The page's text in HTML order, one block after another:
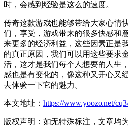
时，会感到 经验是这么的速度。
传奇这款游戏也能够带给大家心情
们，享受，游戏带来的很多快感和
来更多的经济利益，这些因素正是
的真正原因，我们可以用这些要求
活，这才是我们每个人想要的人生
感也是有变化的，像这种又开心又
去体验一下它的魅力。
本文地址： https://www.yoozo.net/
版权声明：如无特殊标注，文章均